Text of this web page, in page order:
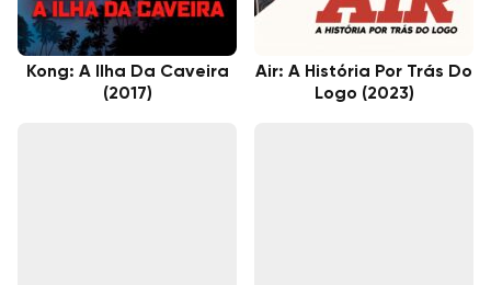
Kong: A Ilha Da Caveira
(2017)
Air: A História Por Trás Do
Logo (2023)